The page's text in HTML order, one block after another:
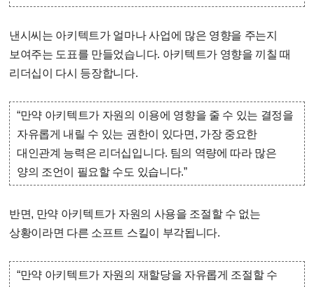
낸시씨는 아키텍트가 얼마나 사업에 많은 영향을 주는지
보여주는 도표를 만들었습니다. 아키텍트가 영향을 끼칠 때
리더십이 다시 등장합니다.
“만약 아키텍트가 자원의 이용에 영향을 줄 수 있는 결정을
자유롭게 내릴 수 있는 권한이 있다면, 가장 중요한
대인관계 능력은 리더십입니다. 팀의 역량에 따라 많은
양의 조언이 필요할 수도 있습니다.”
반면, 만약 아키텍트가 자원의 사용을 조절할 수 없는
상황이라면 다른 소프트 스킬이 부각됩니다.
“만약 아키텍트가 자원의 재할당을 자유롭게 조절할 수